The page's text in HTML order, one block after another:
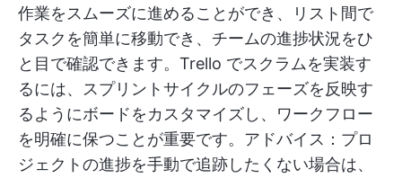
作業をスムーズに進めることができ、リスト間で
タスクを簡単に移動でき、チームの進捗状況をひ
と目で確認できます。Trello でスクラムを実装す
るには、スプリントサイクルのフェーズを反映す
るようにボードをカスタマイズし、ワークフロー
を明確に保つことが重要です。アドバイス：プロ
ジェクトの進捗を手動で追跡したくない場合は、